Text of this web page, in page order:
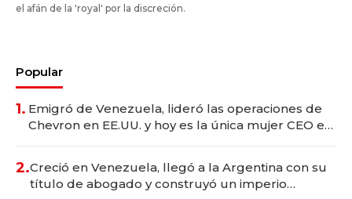
el afán de la 'royal' por la discreción.
Popular
1. Emigró de Venezuela, lideró las operaciones de
Chevron en EE.UU. y hoy es la única mujer CEO en
2.Creció en Venezuela, llegó a la Argentina con su
título de abogado y construyó un imperio